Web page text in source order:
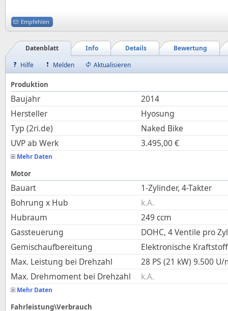
Empfehlen
Bewertung
Details
Info
Datenblatt
Hilfe
Melden Aktualisieren
Produktion
Baujahr
2014
Hersteller
Hyosung
Typ (2ri.de)
Naked Bike
UVP ab Werk
3.495,00€
Mehr Daten
Motor
Bauart
1-Zylinder, 4-Takter
Bohrung x Hub
k.A.
Hubraum
249 ccm
Gassteuerung
DOHC, 4 Ventile pro
Gemischaufbereitung
Elektronische
Max. Leistung bei Drehzahl
28 PS (21 kW) 9.500 U/
Max. Drehmoment bei Drehzahl
k.A.
Mehr Daten
Fahrleistung\Verbrauch